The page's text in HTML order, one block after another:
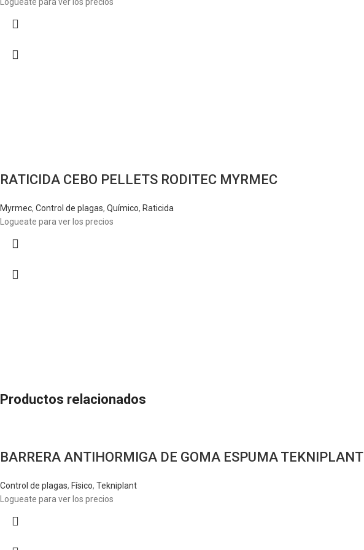
RATICIDA CEBO PELLETS RODITEC MYRMEC
Myrmec, Control de plagas, Químico, Raticida
Logueate para ver los precios
Productos relacionados
BARRERA ANTIHORMIGA DE GOMA ESPUMA TEKNIPLANT
Control de plagas, Físico, Tekniplant
Logueate para ver los precios